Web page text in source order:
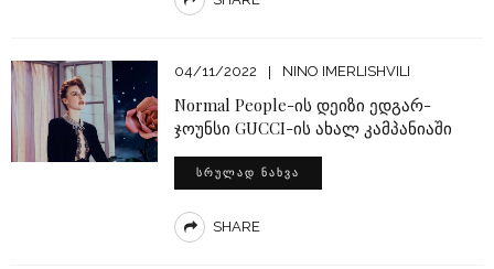
04/11/2022 NINO IMERLISHVILI
Normal People-ის დეიზი ედგარ-
ჯოუნსი GUCCI-ის ახალ კამპანიაში
ᲡᲠᲣᲚᲐᲓ ᲜᲐᲮᲕᲐ
SHARE